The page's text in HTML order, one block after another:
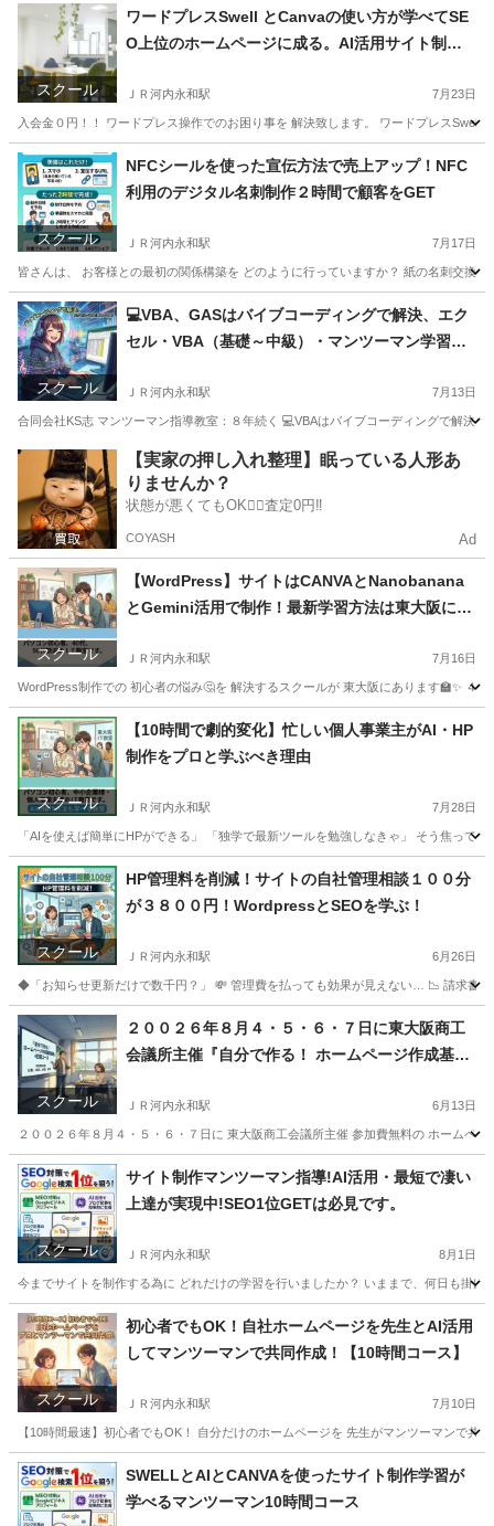
大阪 東大阪市 ＪＲ河内永和駅 ホームページ作成
スクール
ワードプレスSwell とCanvaの使い方が学べてSE
O上位のホームページに成る。AI活用サイト制作
ＪＲ河内永和駅 7月23日
入会金０円！！ ワードプレス操作でのお困り事を 解決致します。 ワードプレス
大阪 東大阪市 ＪＲ河内永和駅 ホームページ作成
スクール
NFCシールを使った宣伝方法で売上アップ！NFC
利用のデジタル名刺制作２時間で顧客をGET
ＪＲ河内永和駅 7月17日
皆さんは、 お客様との最初の関係構築を どのように行っていますか？ 紙の名刺交換
大阪 東大阪市 ＪＲ河内永和駅 ホームページ作成
スクール
💻VBA、GASはバイブコーディングで解決、エク
セル・VBA（基礎～中級）・マンツーマン学習教
ＪＲ河内永和駅 7月13日
合同会社KS志 マンツーマン指導教室：８年続く 💻VBAはバイブコーディングで解
大阪 東大阪市 ＪＲ河内永和駅 ワード リモート
【実家の押し入れ整理】眠っている人形あ
りませんか？
状態が悪くてもOK🙆‍♀️査定0円‼️
COYASH Ad
スクール
【WordPress】サイトはCANVAとNanobanana
とGemini活用で制作！最新学習方法は東大阪に
ＪＲ河内永和駅 7月16日
WordPress制作での 初心者の悩み🤔を 解決するスクールが 東大阪にあります🏫✨ ４
大阪 東大阪市 ＪＲ河内永和駅 パソコン WordPress
スクール
【10時間で劇的変化】忙しい個人事業主がAI・HP
制作をプロと学ぶべき理由
ＪＲ河内永和駅 7月28日
「AIを使えば簡単にHPができる」 「独学で最新ツールを勉強しなきゃ」 そう焦って
大阪 東大阪市 ＪＲ河内永和駅 VBA
スクール
HP管理料を削減！サイトの自社管理相談１００分
が３８００円！WordpressとSEOを学ぶ！
ＪＲ河内永和駅 6月26日
◆「お知らせ更新だけで数千円？」 💸 管理費を払っても効果が見えない… 📉 請求書
大阪 東大阪市 ＪＲ河内永和駅 ホームページ作成 Canva
スクール
２００２６年８月４・５・６・７日に東大阪商工
会議所主催『自分で作る！ ホームページ作成基礎
ＪＲ河内永和駅 6月13日
２００２６年８月４・５・６・７日に 東大阪商工会議所主催 参加費無料の ホームペ
大阪 東大阪市 ＪＲ河内永和駅 パソコン デジタル
スクール
サイト制作マンツーマン指導!AI活用・最短で凄い
上達が実現中!SEO1位GETは必見です。
ＪＲ河内永和駅 8月1日
今までサイトを制作する為に どれだけの学習を行いましたか？ いままで、何日も掛
大阪 東大阪市 ＪＲ河内永和駅 パソコン CANVA
スクール
初心者でもOK！自社ホームページを先生とAI活用
してマンツーマンで共同作成！【10時間コース】
ＪＲ河内永和駅 7月10日
【10時間最速】初心者でもOK！ 自分だけのホームページを 先生がマンツーマンで
大阪 東大阪市 ＪＲ河内永和駅 ホームページ作成 リモート
SWELLとAIとCANVAを使ったサイト制作学習が
学べるマンツーマン10時間コース